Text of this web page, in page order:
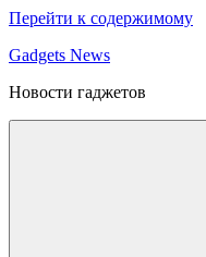
Перейти к содержимому
Gadgets News
Новости гаджетов